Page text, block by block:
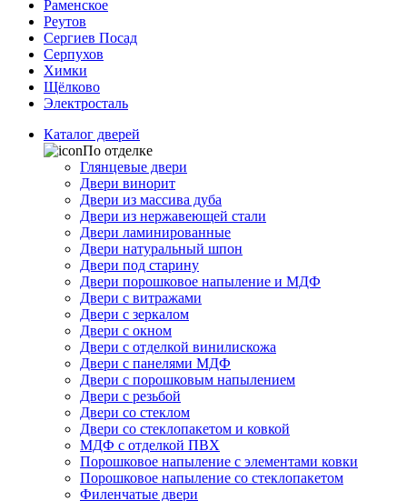
Раменское
Реутов
Сергиев Посад
Серпухов
Химки
Щёлково
Электросталь
Каталог дверей
По отделке
Глянцевые двери
Двери винорит
Двери из массива дуба
Двери из нержавеющей стали
Двери ламинированные
Двери натуральный шпон
Двери под старину
Двери порошковое напыление и МДФ
Двери с витражами
Двери с зеркалом
Двери с окном
Двери с отделкой винилискожа
Двери с панелями МДФ
Двери с порошковым напылением
Двери с резьбой
Двери со стеклом
Двери со стеклопакетом и ковкой
МДФ с отделкой ПВХ
Порошковое напыление с элементами ковки
Порошковое напыление со стеклопакетом
Филенчатые двери